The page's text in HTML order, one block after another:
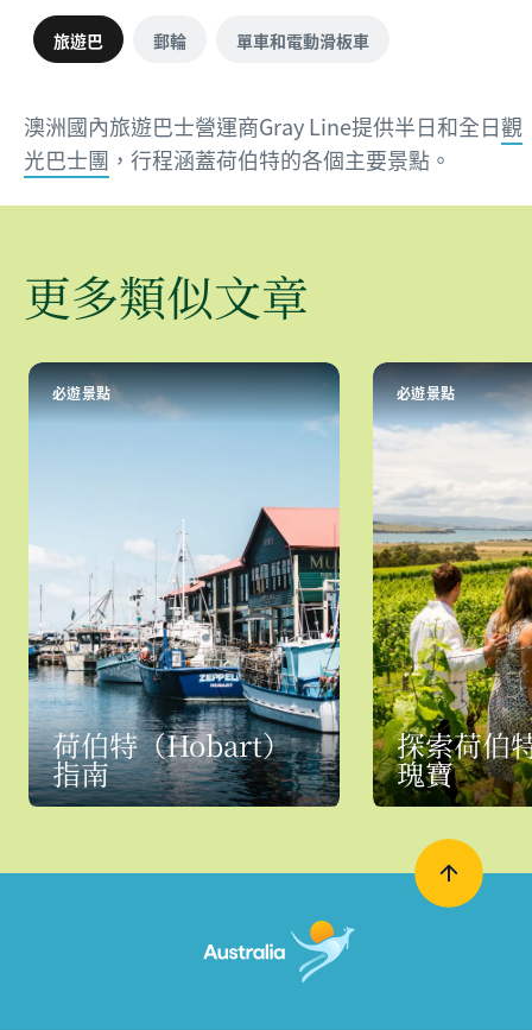
旅遊巴 郵輪 單車和電動滑板車
澳洲國內旅遊巴士營運商Gray Line提供半日和全日觀
光巴士團 ，行程涵蓋荷伯特的各個主要景點。
更多類似文章
必遊景點
荷伯特（Hobart）
指南
必遊景點
探索荷伯
瑰寶